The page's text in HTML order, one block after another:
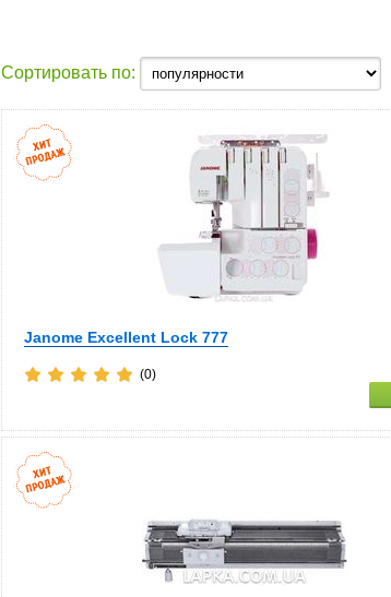
Сортировать по:
Janome Excellent Lock 777
(0)